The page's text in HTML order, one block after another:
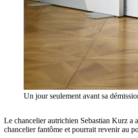
Un jour seulement avant sa
Le chancelier autrichien Sebastian Kurz a
chancelier fantôme et pourrait revenir au